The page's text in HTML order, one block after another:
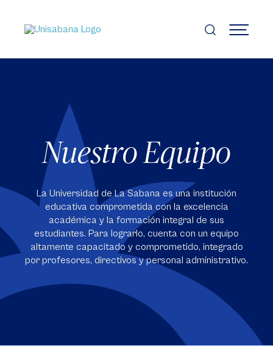
contenido
principal
MENÚ
Nuestro Equipo
La Universidad de La Sabana es una institución
educativa comprometida con la excelencia
académica y la formación integral de sus
estudiantes. Para lograrlo, cuenta con un equipo
altamente capacitado y comprometido, integrado
por profesores, directivos y personal administrativo.